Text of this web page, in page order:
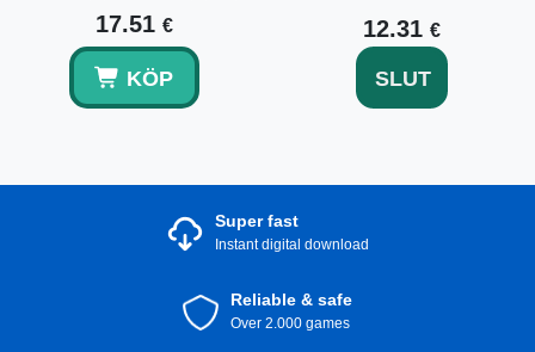
17.51 €
KÖP
12.31 €
SLUT
Super fast
Instant digital download
Reliable & safe
Over 2.000 games